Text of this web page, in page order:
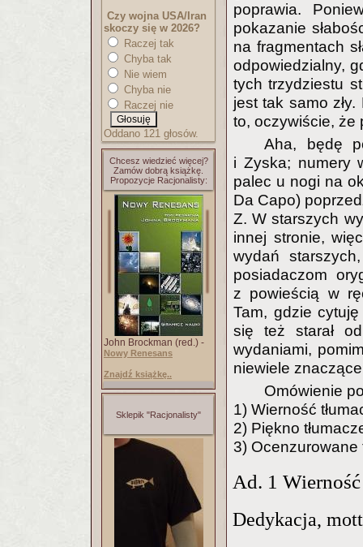
Czy wojna USA/Iran
skoczy się w 2026?
Raczej tak
Chyba tak
Nie wiem
Chyba nie
Raczej nie
Oddano 121 głosów.
Chcesz wiedzieć więcej?
Zamów dobrą książkę.
Propozycje Racjonalisty:
John Brockman (red.) -
Nowy Renesans
Znajdź książkę..
Sklepik "Racjonalisty"
poprawia.
pokazanie
na fragmentach
odpowiedzialny,
tych trzydziestu
jest tak samo
to, oczywiście, że
Aha, będę
i Zyska; numery
palec u nogi na
Da Capo)
Z. W starszych
innej stronie,
wydań
posiadaczom
z powieścią w
Tam, gdzie
się też starał
wydaniami,
niewiele
Omówienie
1) Wierność
2) Piękno
3) Ocenzurowane
Ad. 1 Wierność
Dedykacja,